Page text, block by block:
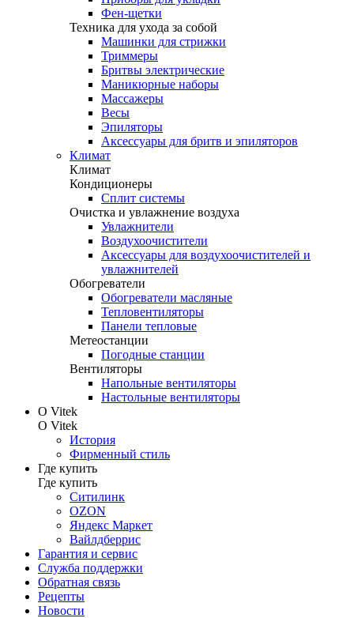
Фен-щетки
Техника для ухода за собой
Машинки для стрижки
Триммеры
Бритвы электрические
Маникюрные наборы
Массажеры
Весы
Эпиляторы
Аксессуары для бритв и эпиляторов
Климат
Климат
Кондиционеры
Сплит системы
Очистка и увлажнение воздуха
Увлажнители
Воздухоочистители
Аксессуары для воздухоочистителей и
увлажнителей
Обогреватели
Обогреватели масляные
Тепловентиляторы
Панели тепловые
Метеостанции
Погодные станции
Вентиляторы
Напольные вентиляторы
Настольные вентиляторы
О Vitek
О Vitek
История
Фирменный стиль
Где купить
Где купить
Ситилинк
OZON
Яндекс Маркет
Вайлдберрис
Гарантия и сервис
Служба поддержки
Обратная связь
Рецепты
Новости